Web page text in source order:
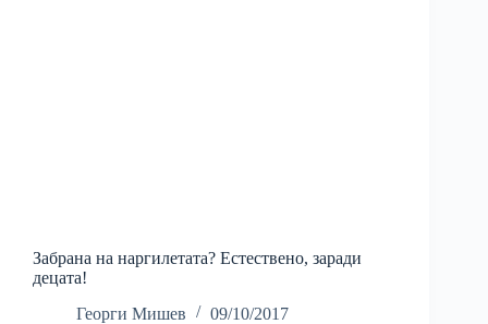
Забрана на наргилетата? Естествено, заради
децата!
Георги Мишев
09/10/2017